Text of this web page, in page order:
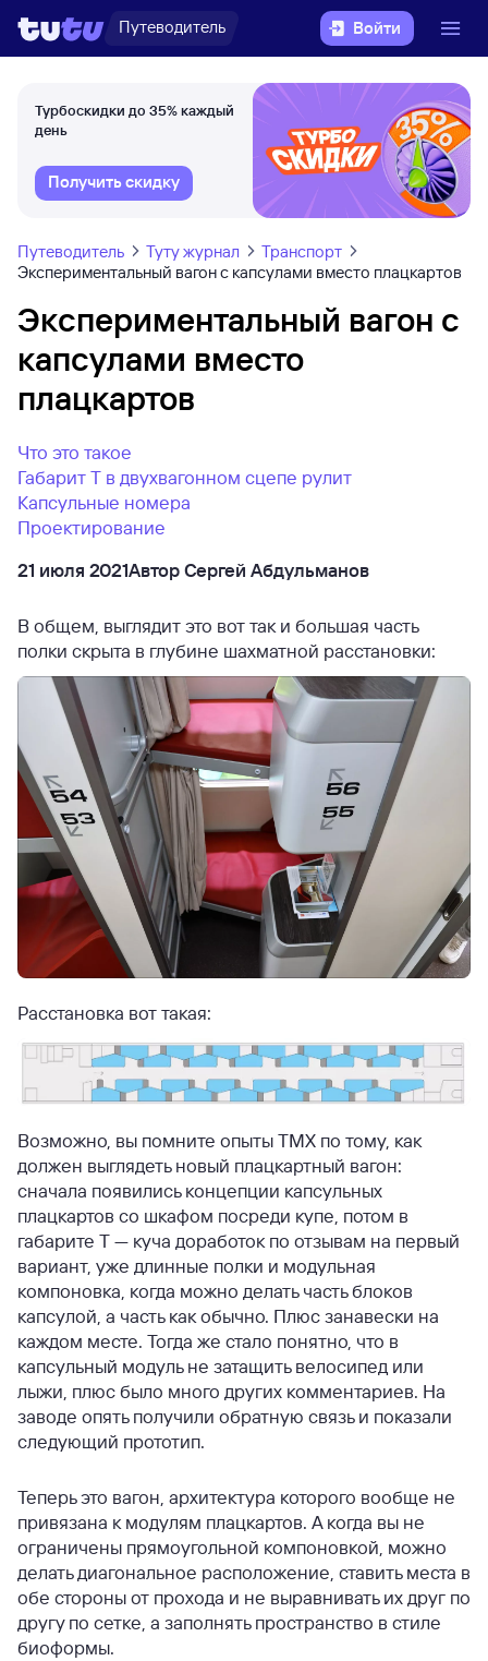
Путеводитель Войти
Турбоскидки до 35% каждый
день
Получить скидку
Путеводитель Туту журнал
Транспорт
Экспериментальный вагон с капсулами вместо плацкартов
Экспериментальный вагон с
капсулами вместо
плацкартов
Что это такое
Габарит Т в двухвагонном сцепе рулит
Капсульные номера
Проектирование
21 июля 2021Автор Сергей Абдульманов
В общем, выглядит это вот так и большая часть
полки скрыта в глубине шахматной расстановки:
Расстановка вот такая:
Возможно, вы помните опыты ТМХ по тому, как
должен выглядеть новый плацкартный вагон:
сначала появились концепции капсульных
плацкартов со шкафом посреди купе, потом в
габарите Т — куча доработок по отзывам на первый
вариант, уже длинные полки и модульная
компоновка, когда можно делать часть блоков
капсулой, а часть как обычно. Плюс занавески на
каждом месте. Тогда же стало понятно, что в
капсульный модуль не затащить велосипед или
лыжи, плюс было много других комментариев. На
заводе опять получили обратную связь и показали
следующий прототип.
Теперь это вагон, архитектура которого вообще не
привязана к модулям плацкартов. А когда вы не
ограничены прямоугольной компоновкой, можно
делать диагональное расположение, ставить места в
обе стороны от прохода и не выравнивать их друг по
другу по сетке, а заполнять пространство в стиле
биоформы.